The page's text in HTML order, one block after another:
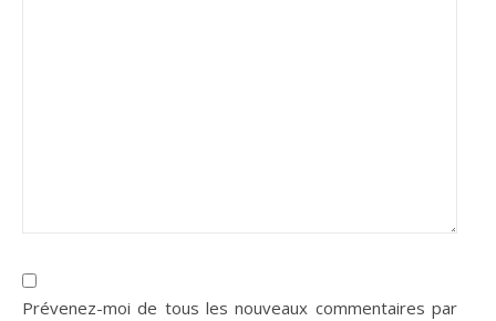
Prévenez-moi de tous les nouveaux commentaires par